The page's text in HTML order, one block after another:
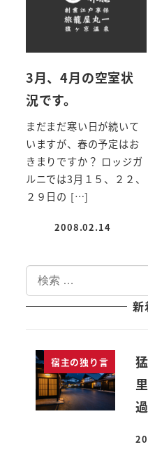
3月、4月の空室状
況です。
まだまだ寒い日が続いて
いますが、春の予定はお
きまりですか？ ロッジガ
ルニでは3月１５、２２、
２９日の […]
投稿日
2008.02.14
索
新
宿主の独り言
投